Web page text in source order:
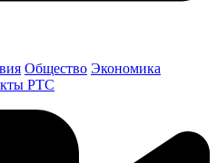
Общество Экономика
РТС